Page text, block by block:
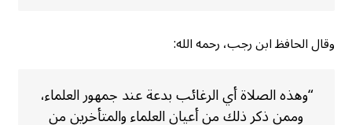
وقال الحافظ ابن رجب، رحمه الله:
“وهذه الصلاة أي الرغائب بدعة عند جمهور العلماء،
وممن ذكر ذلك من أعيان العلماء والمتأخرين من